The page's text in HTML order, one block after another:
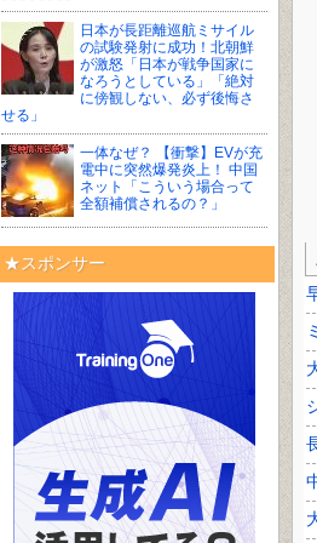
日本が長距離巡航ミサイル
の試験発射に成功！北朝鮮
が激怒「日本が戦争国家に
なろうとしている」「絶対
に傍観しない、必ず後悔さ
せる」
一体なぜ？ 【衝撃】EVが充
電中に突然爆発炎上！ 中国
ネット「こういう場合って
全額補償されるの？」
★スポンサー